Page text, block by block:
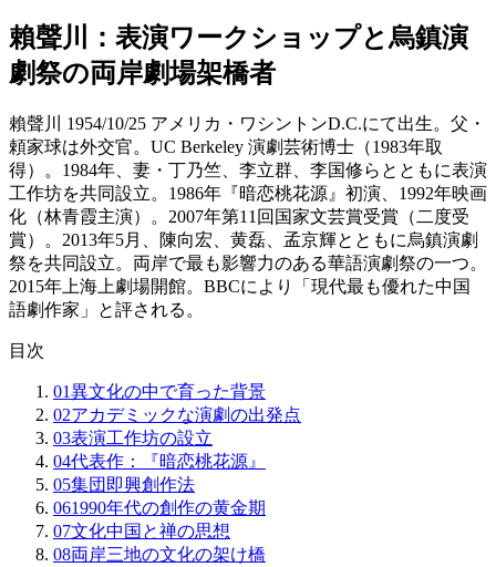
賴聲川：表演ワークショップと烏鎮演
劇祭の両岸劇場架橋者
賴聲川 1954/10/25 アメリカ・ワシントンD.C.にて出生。父・
頼家球は外交官。UC Berkeley 演劇芸術博士（1983年取
得）。1984年、妻・丁乃竺、李立群、李国修らとともに表演
工作坊を共同設立。1986年『暗恋桃花源』初演、1992年映画
化（林青霞主演）。2007年第11回国家文芸賞受賞（二度受
賞）。2013年5月、陳向宏、黄磊、孟京輝とともに烏鎮演劇
祭を共同設立。両岸で最も影響力のある華語演劇祭の一つ。
2015年上海上劇場開館。BBCにより「現代最も優れた中国
語劇作家」と評される。
目次
01異文化の中で育った背景
02アカデミックな演劇の出発点
03表演工作坊の設立
04代表作：『暗恋桃花源』
05集団即興創作法
061990年代の創作の黄金期
07文化中国と禅の思想
08両岸三地の文化の架け橋